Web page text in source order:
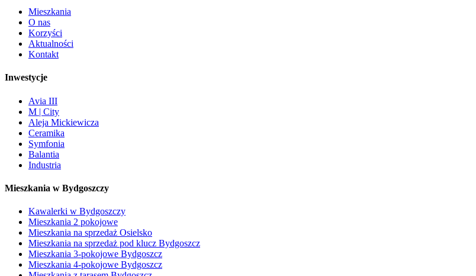
Mieszkania
O nas
Korzyści
Aktualności
Kontakt
Inwestycje
Avia III
M | City
Aleja Mickiewicza
Ceramika
Symfonia
Balantia
Industria
Mieszkania w Bydgoszczy
Kawalerki w Bydgoszczy
Mieszkania 2 pokojowe
Mieszkania na sprzedaż Osielsko
Mieszkania na sprzedaż pod klucz Bydgoszcz
Mieszkania 3-pokojowe Bydgoszcz
Mieszkania 4-pokojowe Bydgoszcz